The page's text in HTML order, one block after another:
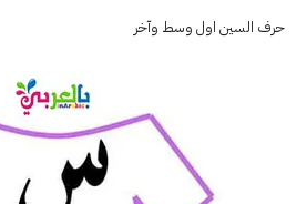
حرف السين اول وسط وآخر